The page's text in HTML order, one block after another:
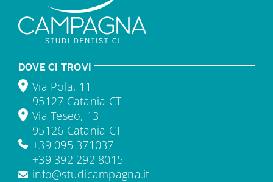
DOVE CI TROVI
Via Pola, 11
95127 Catania CT
Via Teseo, 13
95126 Catania CT
+39 095 371037
+39 392 292 8015
info@studicampagna.it